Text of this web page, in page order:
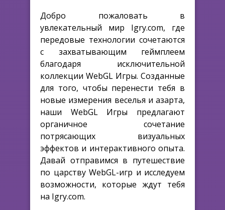
Добро пожаловать в
увлекательный мир Igry.com, где
передовые технологии сочетаются
с захватывающим геймплеем
благодаря исключительной
коллекции WebGL Игры. Созданные
для того, чтобы перенести тебя в
новые измерения веселья и азарта,
наши WebGL Игры предлагают
органичное сочетание
потрясающих визуальных
эффектов и интерактивного опыта.
Давай отправимся в путешествие
по царству WebGL-игр и исследуем
возможности, которые ждут тебя
на Igry.com.